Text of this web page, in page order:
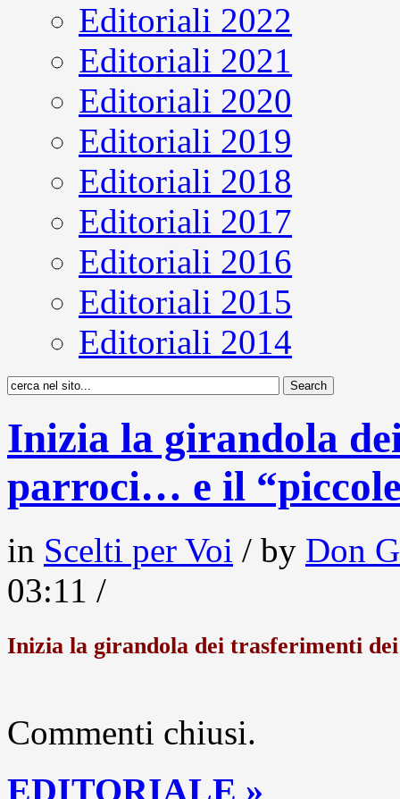
Editoriali 2022
Editoriali 2021
Editoriali 2020
Editoriali 2019
Editoriali 2018
Editoriali 2017
Editoriali 2016
Editoriali 2015
Editoriali 2014
Inizia la girandola
parroci… e il
in Scelti per Voi / by Don
03:11 /
Inizia la girandola dei trasferimenti
Commenti chiusi.
EDITORIALE »